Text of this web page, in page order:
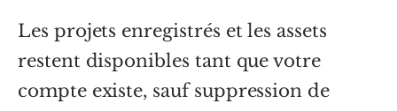
Les projets enregistrés et les assets
restent disponibles tant que votre
compte existe, sauf suppression de